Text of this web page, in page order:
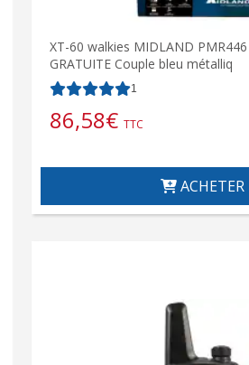
XT-60 walkies MIDLAND
GRATUITE Couple bleu métalliq
1
86,58€ TTC
ACHETER